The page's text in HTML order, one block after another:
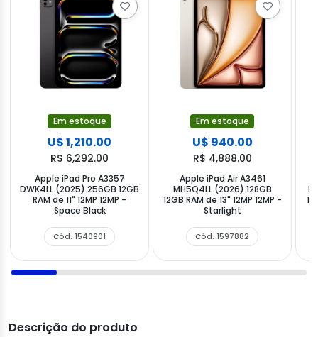
Em estoque
U$ 1,210.00
R$ 6,292.00
Apple iPad Pro A3357
DWK4LL (2025) 256GB 12GB
RAM de 11" 12MP 12MP -
Space Black
Cód. 1540901
Em estoque
U$ 940.00
R$ 4,888.00
Apple iPad Air A3461
MH5Q4LL (2026) 128GB
12GB RAM de 13" 12MP 12MP -
Starlight
Cód. 1597882
Descrição do produto